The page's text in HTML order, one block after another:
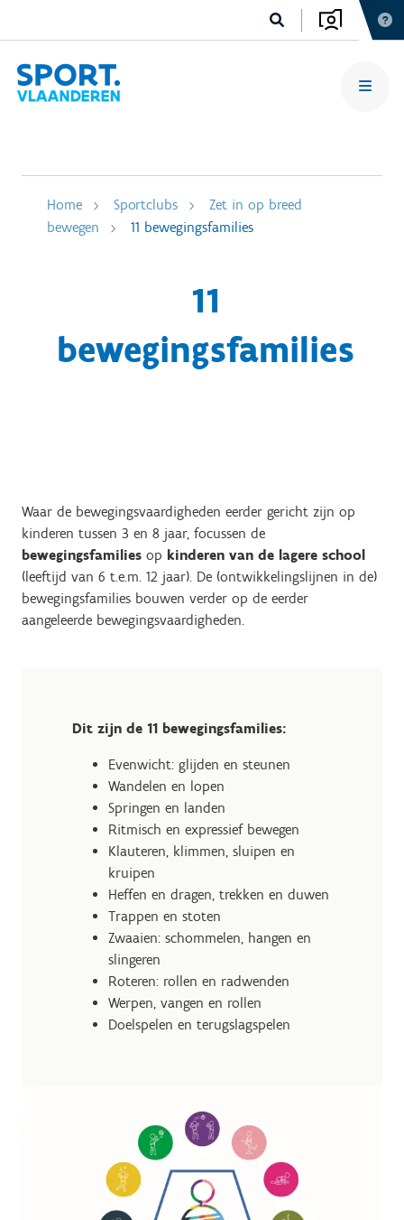
Home Sportclubs
Zet in op breed
bewegen
11 bewegingsfamilies
11
bewegingsfamilies
Waar de bewegingsvaardigheden eerder gericht zijn op
kinderen tussen 3 en 8 jaar, focussen de
bewegingsfamilies op kinderen van de lagere school
(leeftijd van 6 t.e.m. 12 jaar). De (ontwikkelingslijnen in de)
bewegingsfamilies bouwen verder op de eerder
aangeleerde bewegingsvaardigheden.
Dit zijn de 11 bewegingsfamilies:
Evenwicht: glijden en steunen
Wandelen en lopen
Springen en landen
Ritmisch en expressief bewegen
Klauteren, klimmen, sluipen en
kruipen
Heffen en dragen, trekken en duwen
Trappen en stoten
Zwaaien: schommelen, hangen en
slingeren
Roteren: rollen en radwenden
Werpen, vangen en rollen
Doelspelen en terugslagspelen